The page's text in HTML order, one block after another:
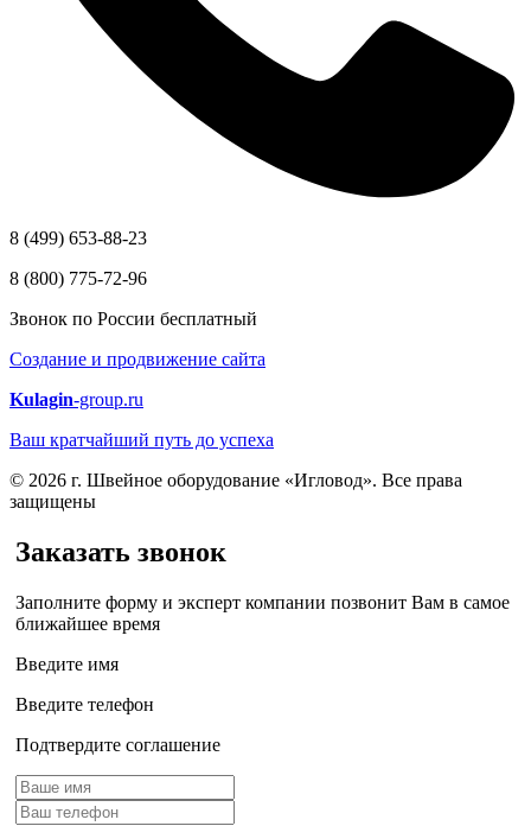
8 (499) 653-88-23
8 (800) 775-72-96
Звонок по России бесплатный
Создание и продвижение сайта
Kulagin-group.ru
Ваш кратчайший путь до успеха
© 2026 г. Швейное оборудование «Игловод». Все права
защищены
Заказать звонок
Заполните форму и эксперт компании позвонит Вам в самое
ближайшее время
Введите имя
Введите телефон
Подтвердите соглашение